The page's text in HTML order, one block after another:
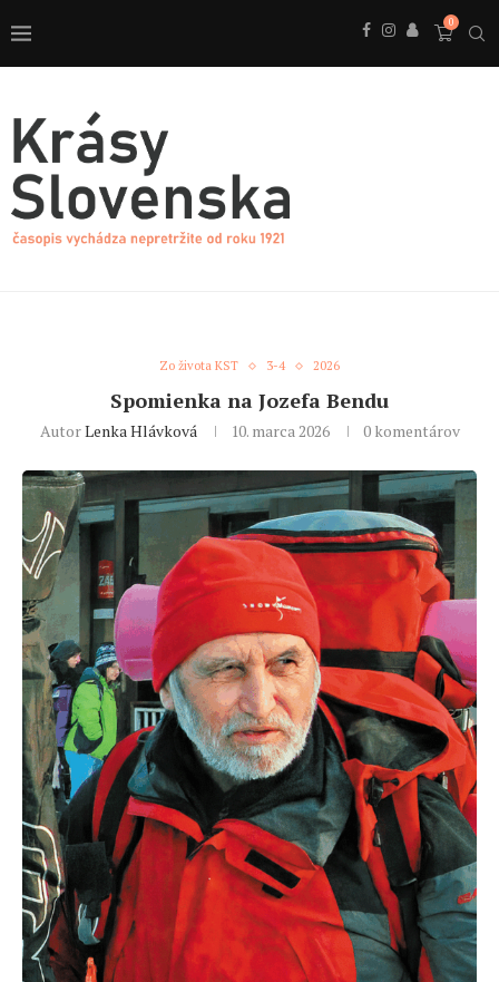
0
Zo života KST 3-4 2026
Spomienka na Jozefa Bendu
AutorLenka Hlávková 10. marca 2026 0 komentárov